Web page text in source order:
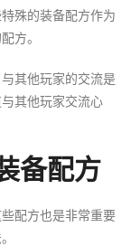
殊的装备配方作为
方。
其他玩家的交流是
其他玩家交流心
备配方
配方也是非常重要